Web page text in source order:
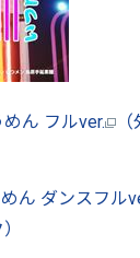
ん フルver.
ん ダンスフル